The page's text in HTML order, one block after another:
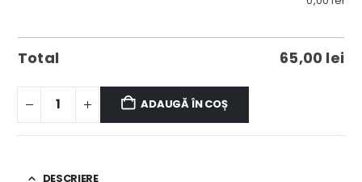
Total 65,00 lei
ADAUGĂ ÎN COȘ
DESCRIERE